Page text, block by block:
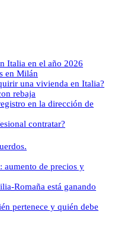
Italia en el año 2026
en Milán
una vivienda en Italia?
rebaja
en la dirección de
contratar?
de precios y
Romaña está ganando
pertenece y quién debe